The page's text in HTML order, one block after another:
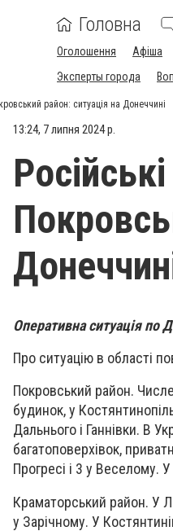
Головна
Оголошення Афіша
Эксперты города
район: ситуація на Донеччині
13:24, 7 липня 2024 р.
Оперативна ситуація по
Про ситуацію в області
Покровський район.
будинок, у
Дальнього і Ганнівки. В
багатоповерхівок,
Прогресі і 3 у Веселому.
Краматорський район. У
у Зарічному. У